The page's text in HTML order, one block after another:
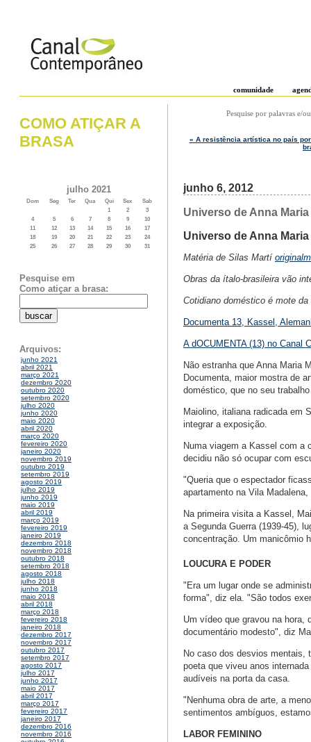
comunidade
COMO ATIÇAR A
BRASA
julho 2021
Dom Seg Ter Qua Qui Sex
Sab
1
2
3
4
5 6 7 8 9
10
11
12 13 14 15 16
17
18
19 20 21 22 23
24
25
26 27 28 29 30 31
Pesquise em
Como atiçar a brasa:
Arquivos:
junho 2021
abril 2021
março 2021
dezembro 2020
outubro 2020
setembro 2020
julho 2020
junho 2020
maio 2020
abril 2020
março 2020
fevereiro 2020
janeiro 2020
novembro 2019
outubro 2019
setembro 2019
agosto 2019
julho 2019
junho 2019
maio 2019
abril 2019
março 2019
fevereiro 2019
janeiro 2019
dezembro 2018
novembro 2018
outubro 2018
setembro 2018
agosto 2018
julho 2018
junho 2018
maio 2018
abril 2018
março 2018
fevereiro 2018
janeiro 2018
dezembro 2017
novembro 2017
outubro 2017
setembro 2017
agosto 2017
julho 2017
junho 2017
maio 2017
abril 2017
março 2017
fevereiro 2017
janeiro 2017
dezembro 2016
novembro 2016
Pesquise por palavras e/
« A resistência artística no país
junho 6, 2012
Universo de Anna
Universo de Anna
Matéria de Silas Martí
Obras da ítalo-brasileira vão
Cotidiano doméstico é mote
Documenta 13, Kassel,
A dOCUMENTA (13) no Canal
Não estranha que Anna Maria
Documenta, maior mostra de
doméstico, que no seu
Maiolino, italiana radicada em
integrar a exposição.
Numa viagem a Kassel com a
decidiu não só ocupar com
"Queria que o espectador
apartamento na Vila
Na primeira visita a Kassel,
a Segunda Guerra (1939-45),
concentração. Um manicômio
LOUCURA E PODER
"Era um lugar onde se
forma", diz ela. "São todos
Um vídeo que gravou na hora,
documentário modesto", diz
No caso dos desvios mentais,
poeta que viveu anos
audíveis na porta da casa.
"Nenhuma obra de arte, a
sentimentos ambíguos,
LABOR FEMININO